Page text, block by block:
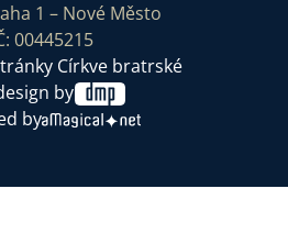
1 – Nové Město
00445215
Církve bratrské
by
by